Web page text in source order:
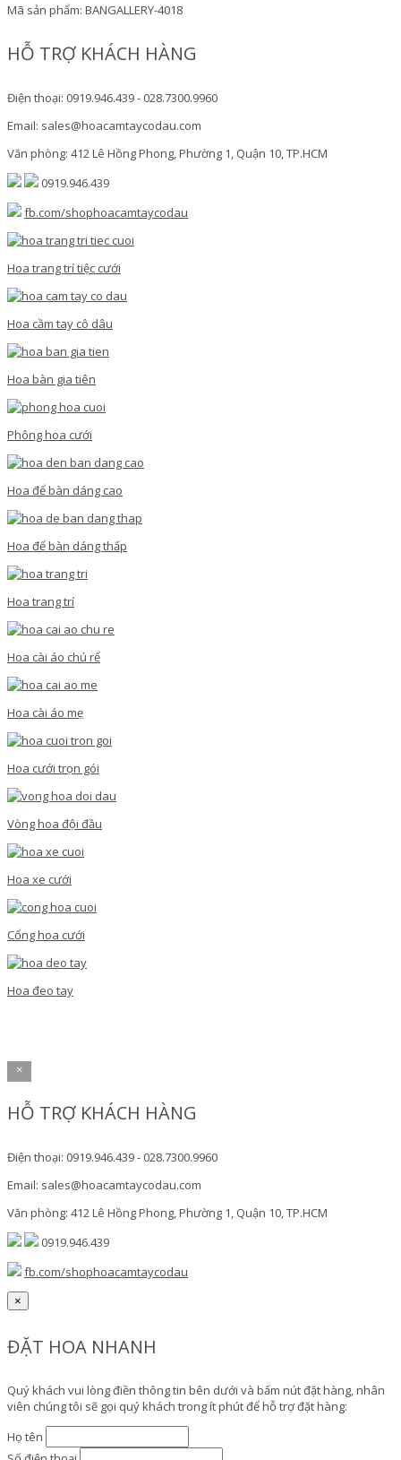
Mã sản phẩm: BANGALLERY-4018
HỖ TRỢ KHÁCH HÀNG
Điện thoại: 0919.946.439 - 028.7300.9960
Email: sales@hoacamtaycodau.com
Văn phòng: 412 Lê Hồng Phong, Phường 1, Quận 10, TP.HCM
0919.946.439
fb.com/shophoacamtaycodau
Hoa trang trí tiệc cưới
Hoa cầm tay cô dâu
Hoa bàn gia tiên
Phông hoa cưới
Hoa để bàn dáng cao
Hoa để bàn dáng thấp
Hoa trang trí
Hoa cài áo chú rể
Hoa cài áo mẹ
Hoa cưới trọn gói
Vòng hoa đội đầu
Hoa xe cưới
Cổng hoa cưới
Hoa đeo tay
×
HỖ TRỢ KHÁCH HÀNG
Điện thoại: 0919.946.439 - 028.7300.9960
Email: sales@hoacamtaycodau.com
Văn phòng: 412 Lê Hồng Phong, Phường 1, Quận 10, TP.HCM
0919.946.439
fb.com/shophoacamtaycodau
×
ĐẶT HOA NHANH
Quý khách vui lòng điền thông tin bên dưới và bấm nút đặt hàng, nhân
viên chúng tôi sẽ gọi quý khách trong ít phút để hỗ trợ đặt hàng:
Họ tên